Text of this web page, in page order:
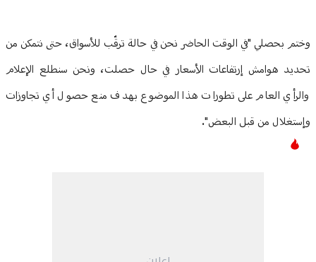
وختم بحصلي "في الوقت الحاضر نحن في حالة ترقّب للأسواق، حتى نتمكن من
تحديد هوامش إرتفاعات الأسعار في حال حصلت، ونحن سنطلع الإعلام
والرأي العام على تطورات هذا الموضوع بهدف منع حصول أي تجاوزات
وإستغلال من قبل البعض".